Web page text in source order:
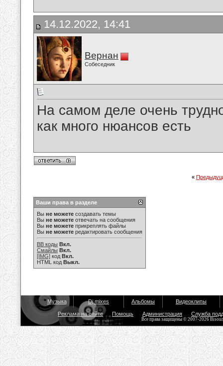
14.12.2022, 14:41
Вернан
Собеседник
На самом деле очень
как много нюансов есть
«
Ваши права в разделе
Вы не можете создавать темы
Вы не можете отвечать на сообщения
Вы не можете прикреплять файлы
Вы не можете редактировать сообщения
BB коды Вкл.
Смайлы Вкл.
[IMG] код Вкл.
HTML код Выкл.
Музыка Dj mixes Альбомы Видеоклипы
Реклама на сайте Помощь Администрация Служба
Все права защищены © 2007-2026